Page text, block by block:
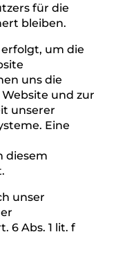
des Nutzers
Logfiles ist
der IP-
notwendig,
an den
Hierfür
für die
bleiben.